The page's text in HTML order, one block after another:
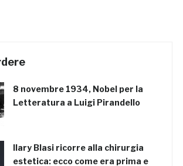
8 novembre 1934, Nobel per la
Letteratura a Luigi Pirandello
Ilary Blasi ricorre alla chirurgia
estetica: ecco come era prima e